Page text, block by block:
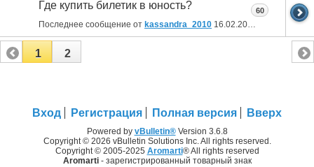
Где купить билетик в юность?
Последнее сообщение от kassandra_2010 16.02.2010
60
1 2
Вход Регистрация Полная версия Вверх
Powered by vBulletin®Version 3.6.8
Copyright © 2026 vBulletin Solutions Inc. All rights reserved.
Copyright © 2005-2025 Aromarti® All rights reserved
Aromarti- зарегистрированный товарный знак